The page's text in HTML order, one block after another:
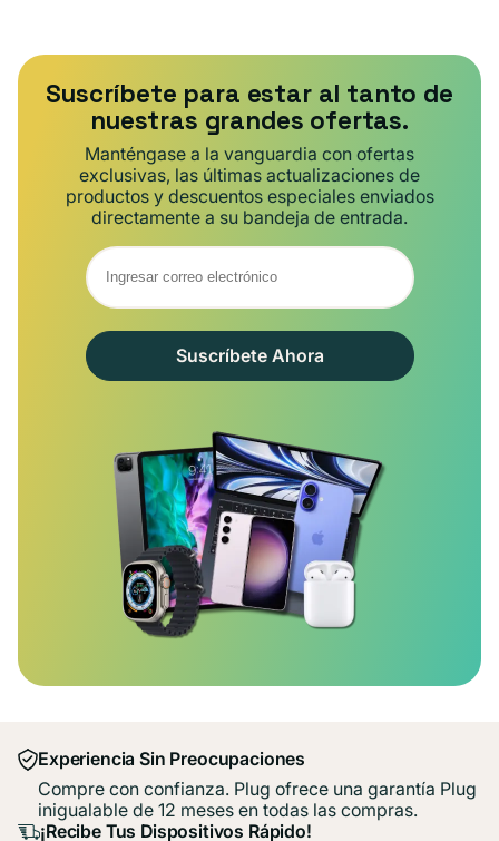
Suscríbete para estar al tanto de
nuestras grandes ofertas.
Manténgase a la vanguardia con ofertas
exclusivas, las últimas actualizaciones de
productos y descuentos especiales enviados
directamente a su bandeja de entrada.
Suscríbete Ahora
Experiencia Sin Preocupaciones
Compre con confianza. Plug ofrece una garantía Plug
inigualable de 12 meses en todas las compras.
¡Recibe Tus Dispositivos Rápido!